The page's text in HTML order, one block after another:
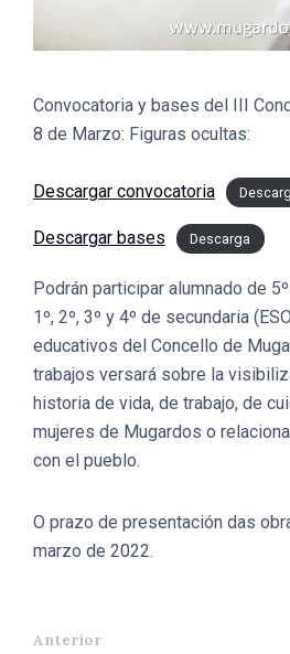
Convocatoria y bases del III
8 de Marzo: Figuras ocultas:
Descargar convocatoria
Descargar bases Descarga
Podrán participar alumnado de
1º, 2º, 3º y 4º de secundaria
educativos del Concello de
trabajos versará sobre la
historia de vida, de trabajo, de
mujeres de Mugardos o
con el pueblo.
O prazo de presentación das
marzo de 2022.
Anterior